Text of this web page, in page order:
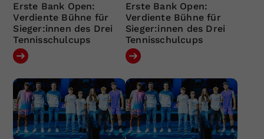
Erste Bank Open:
Verdiente Bühne für
Sieger:innen des Drei
Tennisschulcups
Erste Bank Open:
Verdiente Bühne für
Sieger:innen des Drei
Tennisschulcups